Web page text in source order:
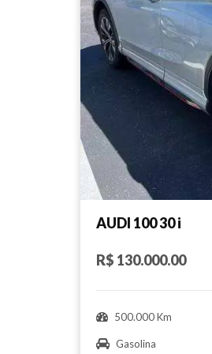
AUDI 100 30 i
R$ 130.000.00
500.000 Km
Gasolina